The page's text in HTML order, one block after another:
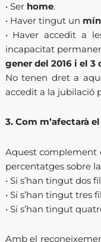
• Serhome.
• Haver tingut un
• Haver accedit a
incapacitat
gener del 2016 i el 3
No tenen dret a
accedit a la jubilació
3. Com m’afectarà
Aquest complement
percentatges sobre
• Si s’han tingut dos
• Si s’han tingut tres
• Si s’han tingut
Amb el